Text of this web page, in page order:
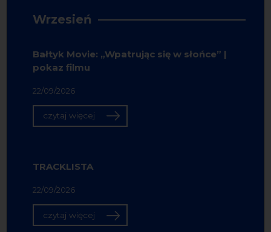
Wrzesień
Bałtyk Movie: „Wpatrując się w słońce” |
pokaz filmu
22/09/2026
czytaj więcej
TRACKLISTA
22/09/2026
czytaj więcej